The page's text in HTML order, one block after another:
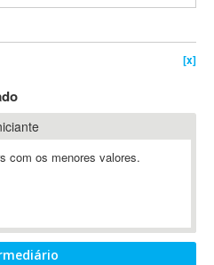
[x]
com os menores valores.